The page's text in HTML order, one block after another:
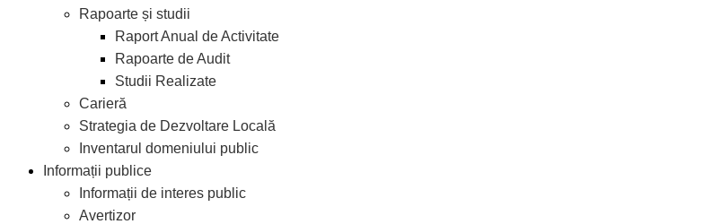
Rapoarte și studii
Raport Anual de Activitate
Rapoarte de Audit
Studii Realizate
Carieră
Strategia de Dezvoltare Locală
Inventarul domeniului public
Informații publice
Informații de interes public
Avertizor